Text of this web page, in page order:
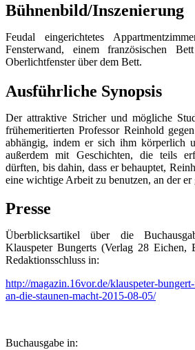
Bühnenbild/Inszenierung
Feudal eingerichtetes
Fensterwand, einem französischen
Oberlichtfenster über dem Bett.
Ausführliche Synopsis
Der attraktive Stricher und mögliche
frühemeritierten Professor Reinhold
abhängig, indem er sich ihm körperlich
außerdem mit Geschichten, die teils
dürften, bis dahin, dass er behauptet,
eine wichtige Arbeit zu benutzen, an der er
Presse
Überblicksartikel über die
Klauspeter Bungerts (Verlag 28 Eichen,
Redaktionsschluss in:
http://magazin.16vor.de/klauspeter-
an-die-staunen-macht-2015-08-05/
Buchausgabe in: